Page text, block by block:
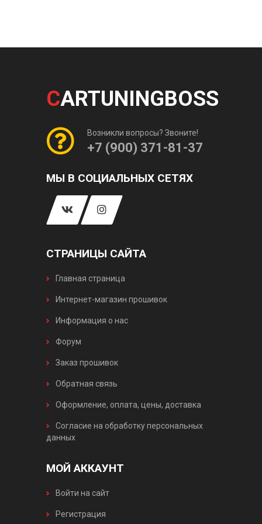
CARTUNINGBOSS
Возникли вопросы? Звоните!
+7 (900) 371-81-37
МЫ В СОЦИАЛЬНЫХ СЕТЯХ
СТРАНИЦЫ САЙТА
Главная страница
Интернет-магазин прошивок
Информация о нас
Форум
Заказ прошивок
Обратная связь
Оформление, оплата, цены, доставка
Согласие на обработку персональных
данных
МОЙ АККАУНТ
Войти на сайт
Регистрация